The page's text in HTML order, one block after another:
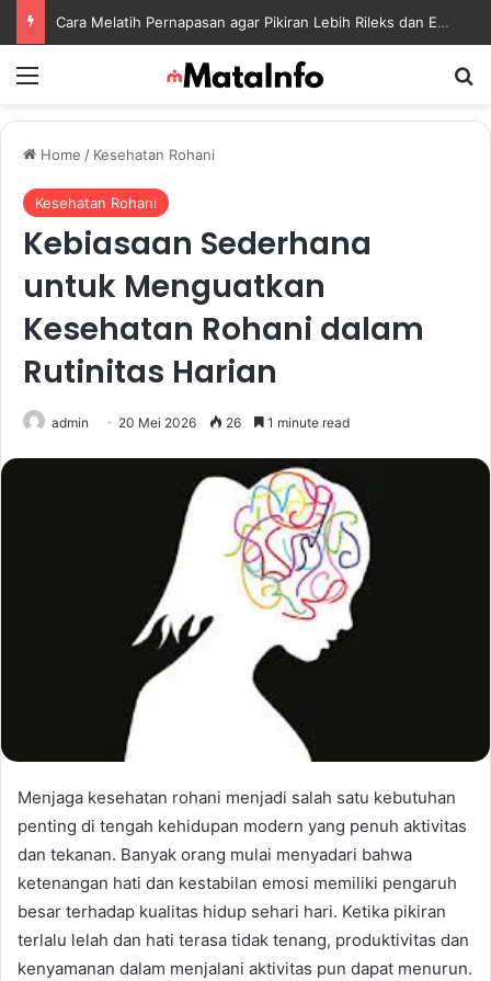
Mengenal Sayuran Hijau Kaya Nutrisi yang Cocok untuk Menu Sehat Modern
Home / Kesehatan Rohani
Kesehatan Rohani
Kebiasaan Sederhana
untuk Menguatkan
Kesehatan Rohani dalam
Rutinitas Harian
admin 20 Mei 2026 26 1 minute read
Menjaga kesehatan rohani menjadi salah satu kebutuhan
penting di tengah kehidupan modern yang penuh aktivitas
dan tekanan. Banyak orang mulai menyadari bahwa
ketenangan hati dan kestabilan emosi memiliki pengaruh
besar terhadap kualitas hidup sehari hari. Ketika pikiran
terlalu lelah dan hati terasa tidak tenang, produktivitas dan
kenyamanan dalam menjalani aktivitas pun dapat menurun.